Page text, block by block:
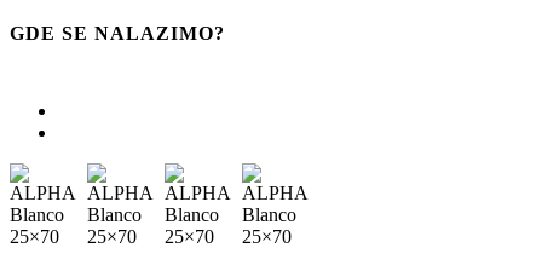
GDE SE NALAZIMO?